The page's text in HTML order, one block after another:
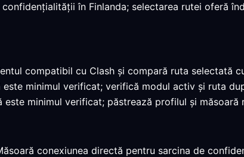
în Finlanda; selectarea rutei oferă
compatibil cu Clash și compară ruta selectată
minimul verificat; verifică modul activ și ruta
este minimul verificat; păstrează profilul și
conexiunea directă pentru sarcina de